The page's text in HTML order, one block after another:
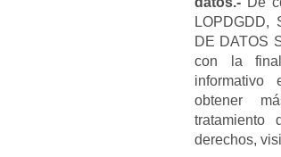
LOPDGDD,
DE DATOS
con la
informativo
obtener
derechos,